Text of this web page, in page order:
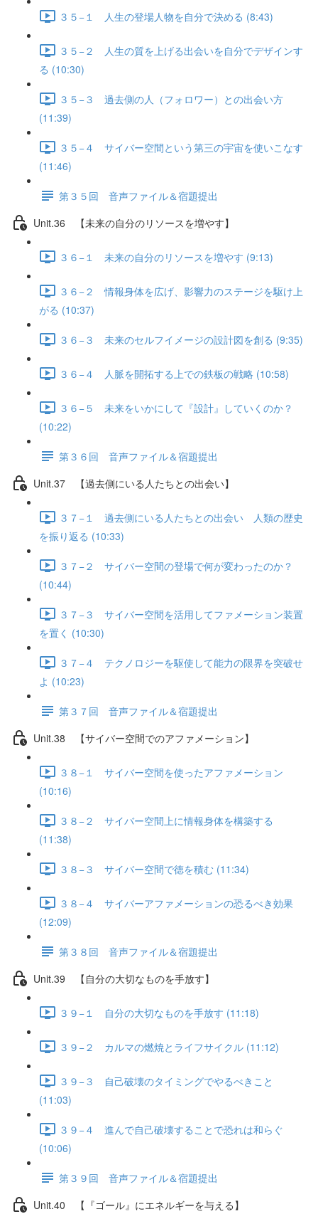
３５−１ 人生の登場人物を自分で決める (8:43)
３５−２ 人生の質を上げる出会いを自分でデザインす
る (10:30)
３５−３ 過去側の人（フォロワー）との出会い方
(11:39)
３５−４ サイバー空間という第三の宇宙を使いこなす
(11:46)
第３５回 音声ファイル＆宿題提出
Unit.36 【未来の自分のリソースを増やす】
３６−１ 未来の自分のリソースを増やす (9:13)
３６−２ 情報身体を広げ、影響力のステージを駆け上
がる (10:37)
３６−３ 未来のセルフイメージの設計図を創る (9:35)
３６−４ 人脈を開拓する上での鉄板の戦略 (10:58)
３６−５ 未来をいかにして『設計』していくのか？
(10:22)
第３６回 音声ファイル＆宿題提出
Unit.37 【過去側にいる人たちとの出会い】
３７−１ 過去側にいる人たちとの出会い 人類の歴史
を振り返る (10:33)
３７−２ サイバー空間の登場で何が変わったのか？
(10:44)
３７−３ サイバー空間を活用してファメーション装置
を置く (10:30)
３７−４ テクノロジーを駆使して能力の限界を突破せ
よ (10:23)
第３７回 音声ファイル＆宿題提出
Unit.38 【サイバー空間でのアファメーション】
３８−１ サイバー空間を使ったアファメーション
(10:16)
３８−２ サイバー空間上に情報身体を構築する
(11:38)
３８−３ サイバー空間で徳を積む (11:34)
３８−４ サイバーアファメーションの恐るべき効果
(12:09)
第３８回 音声ファイル＆宿題提出
Unit.39 【自分の大切なものを手放す】
３９−１ 自分の大切なものを手放す (11:18)
３９−２ カルマの燃焼とライフサイクル (11:12)
３９−３ 自己破壊のタイミングでやるべきこと
(11:03)
３９−４ 進んで自己破壊することで恐れは和らぐ
(10:06)
第３９回 音声ファイル＆宿題提出
Unit.40 【『ゴール』にエネルギーを与える】